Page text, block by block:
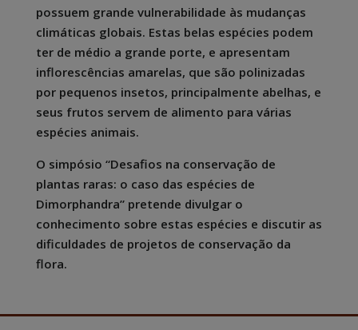
possuem grande vulnerabilidade às mudanças
climáticas globais. Estas belas espécies podem
ter de médio a grande porte, e apresentam
inflorescências amarelas, que são polinizadas
por pequenos insetos, principalmente abelhas, e
seus frutos servem de alimento para várias
espécies animais.
O simpósio “Desafios na conservação de
plantas raras: o caso das espécies de
Dimorphandra” pretende divulgar o
conhecimento sobre estas espécies e discutir as
dificuldades de projetos de conservação da
flora.